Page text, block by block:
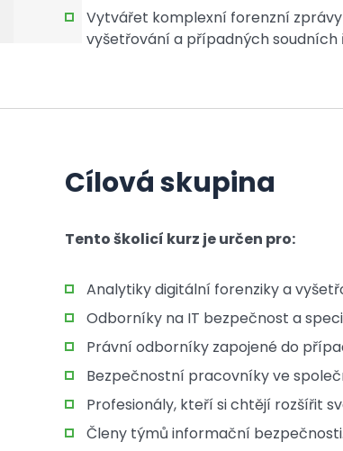
Vytvářet komplexní forenzní
vyšetřování a případných soudních
Cílová skupina
Tento školicí kurz je určen pro:
Analytiky digitální forenziky a
Odborníky na IT bezpečnost a
Právní odborníky zapojené do
Bezpečnostní pracovníky ve
Profesionály, kteří si chtějí rozšířit
Členy týmů informační bezpečnosti.